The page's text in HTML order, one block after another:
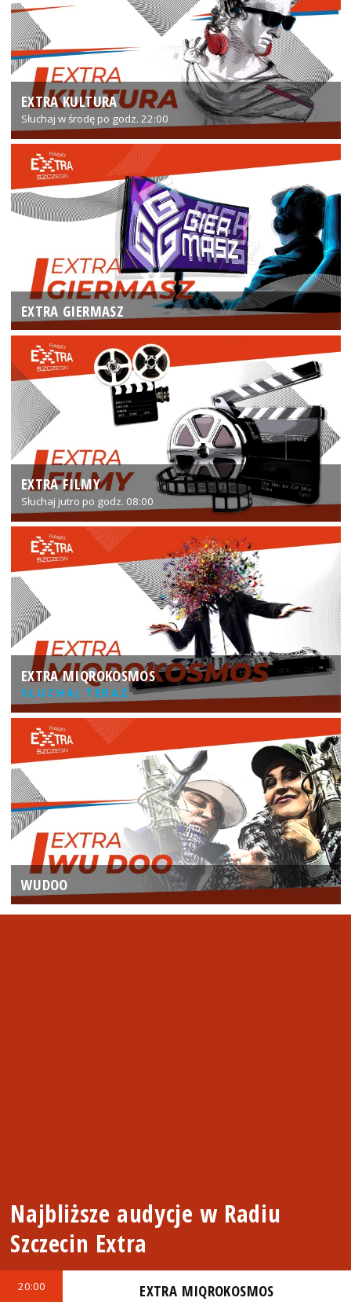
EXTRA KULTURA
Słuchaj w środę po godz. 22:00
EXTRA GIERMASZ
EXTRA FILMY
Słuchaj jutro po godz. 08:00
EXTRA MIQROKOSMOS
SŁUCHAJ TERAZ
WUDOO
Najbliższe audycje w Radiu
Szczecin Extra
20:00 EXTRA MIQROKOSMOS